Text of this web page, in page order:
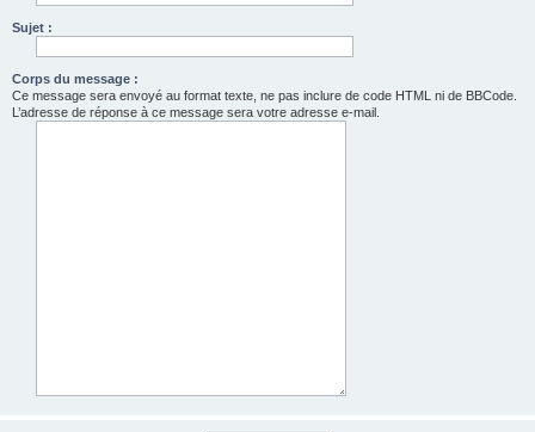
Sujet :
Corps du message :
Ce message sera envoyé au format texte, ne pas inclure de code HTML ni de BBCode.
L’adresse de réponse à ce message sera votre adresse e-mail.